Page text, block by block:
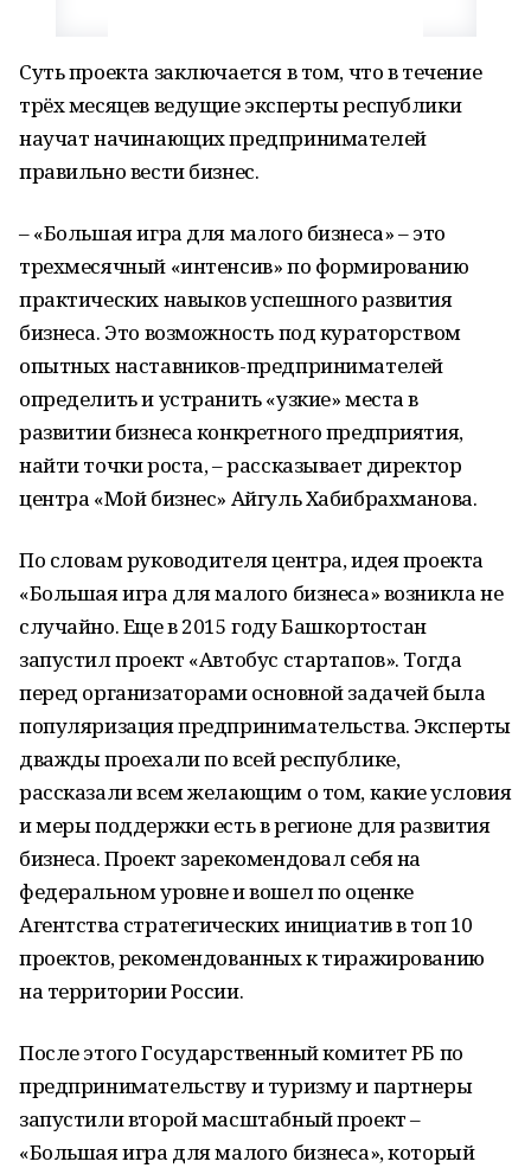
Суть проекта заключается в том, что в течение
трёх месяцев ведущие эксперты республики
научат начинающих предпринимателей
правильно вести бизнес.
– «Большая игра для малого бизнеса» – это
трехмесячный «интенсив» по формированию
практических навыков успешного развития
бизнеса. Это возможность под кураторством
опытных наставников-предпринимателей
определить и устранить «узкие» места в
развитии бизнеса конкретного предприятия,
найти точки роста, – рассказывает директор
центра «Мой бизнес» Айгуль Хабибрахманова.
По словам руководителя центра, идея проекта
«Большая игра для малого бизнеса» возникла не
случайно. Еще в 2015 году Башкортостан
запустил проект «Автобус стартапов». Тогда
перед организаторами основной задачей была
популяризация предпринимательства. Эксперты
дважды проехали по всей республике,
рассказали всем желающим о том, какие условия
и меры поддержки есть в регионе для развития
бизнеса. Проект зарекомендовал себя на
федеральном уровне и вошел по оценке
Агентства стратегических инициатив в топ 10
проектов, рекомендованных к тиражированию
на территории России.
После этого Государственный комитет РБ по
предпринимательству и туризму и партнеры
запустили второй масштабный проект –
«Большая игра для малого бизнеса», который